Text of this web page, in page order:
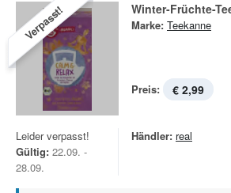
Verpasst! Winter-Früchte-
Marke: Teekanne
Preis: € 2,99
Leider verpasst!
Gültig: 22.09. -
28.09.
Händler: real